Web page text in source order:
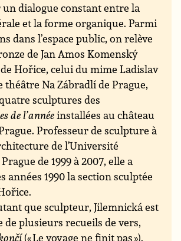
dialogue constant entre la
et la forme organique. Parmi
dans l’espace public, on relève
de Jan Amos Komenský
Hořice, celui du mime Ladislav
théâtre Na Zábradlí de Prague,
sculptures des
de l’annéeinstallées au château
Professeur de sculpture à
de l’Université
de 1999 à 2007, elle a
années 1990 la section sculptée
que sculpteur, Jilemnická est
de plusieurs recueils de vers,
(« Le voyage ne finit pas »).